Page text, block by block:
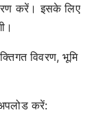
करें। इसके लिए
विवरण, भूमि
करें: